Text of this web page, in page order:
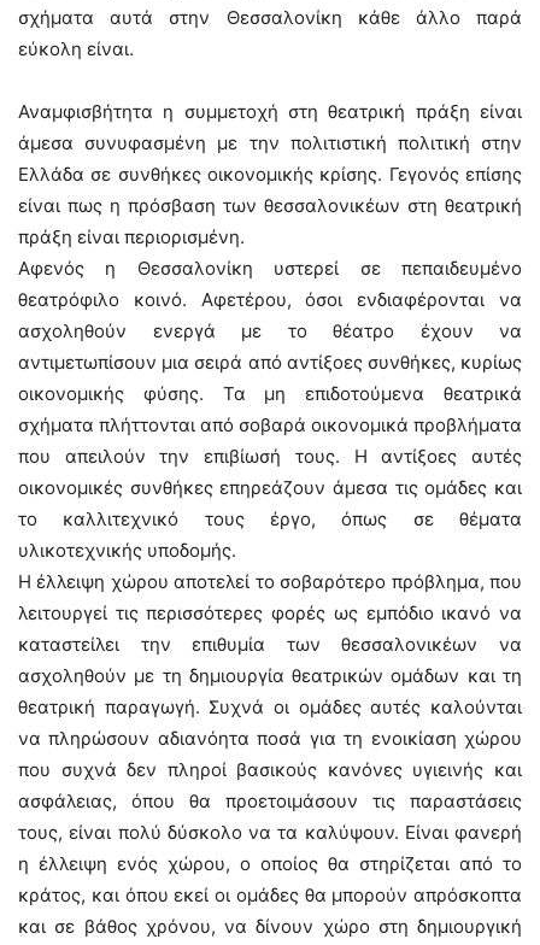
σχήματα αυτά στην Θεσσαλονίκη κάθε άλλο παρά
εύκολη είναι.
Αναμφισβήτητα η συμμετοχή στη θεατρική πράξη είναι
άμεσα συνυφασμένη με την πολιτιστική πολιτική στην
Ελλάδα σε συνθήκες οικονομικής κρίσης. Γεγονός επίσης
είναι πως η πρόσβαση των θεσσαλονικέων στη θεατρική
πράξη είναι περιορισμένη.
Αφενός η Θεσσαλονίκη υστερεί σε πεπαιδευμένο
θεατρόφιλο κοινό. Αφετέρου, όσοι ενδιαφέρονται να
ασχοληθούν ενεργά με το θέατρο έχουν να
αντιμετωπίσουν μια σειρά από αντίξοες συνθήκες, κυρίως
οικονομικής φύσης. Τα μη επιδοτούμενα θεατρικά
σχήματα πλήττονται από σοβαρά οικονομικά προβλήματα
που απειλούν την επιβίωσή τους. Η αντίξοες αυτές
οικονομικές συνθήκες επηρεάζουν άμεσα τις ομάδες και
το καλλιτεχνικό τους έργο, όπως σε θέματα
υλικοτεχνικής υποδομής.
Η έλλειψη χώρου αποτελεί το σοβαρότερο πρόβλημα, που
λειτουργεί τις περισσότερες φορές ως εμπόδιο ικανό να
καταστείλει την επιθυμία των θεσσαλονικέων να
ασχοληθούν με τη δημιουργία θεατρικών ομάδων και τη
θεατρική παραγωγή. Συχνά οι ομάδες αυτές καλούνται
να πληρώσουν αδιανόητα ποσά για τη ενοικίαση χώρου
που συχνά δεν πληροί βασικούς κανόνες υγιεινής και
ασφάλειας, όπου θα προετοιμάσουν τις παραστάσεις
τους, είναι πολύ δύσκολο να τα καλύψουν. Είναι φανερή
η έλλειψη ενός χώρου, ο οποίος θα στηρίζεται από το
κράτος, και όπου εκεί οι ομάδες θα μπορούν απρόσκοπτα
και σε βάθος χρόνου, να δίνουν χώρο στη δημιουργική